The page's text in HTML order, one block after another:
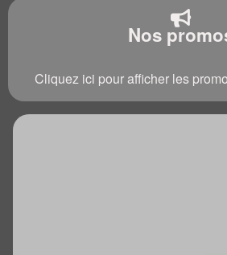
Nos
Cliquez ici pour afficher les